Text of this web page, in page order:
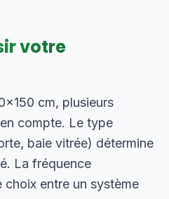
votre
cm, plusieurs
compte. Le type
baie vitrée) détermine
La fréquence
entre un système